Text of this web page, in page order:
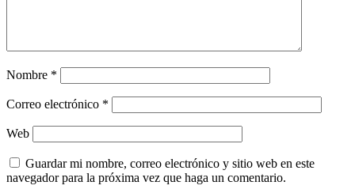
Nombre *
Correo electrónico *
Web
Guardar mi nombre, correo electrónico y sitio web en este
navegador para la próxima vez que haga un comentario.